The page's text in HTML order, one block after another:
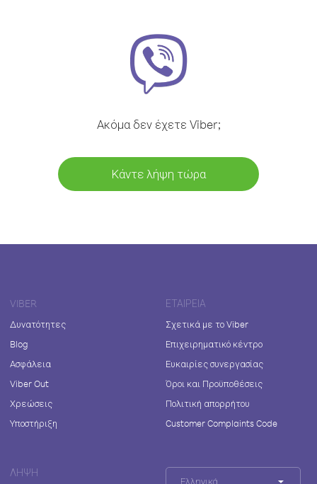
Ακόμα δεν έχετε Viber;
Κάντε λήψη τώρα
VIBER
Δυνατότητες
Blog
Ασφάλεια
Viber Out
Χρεώσεις
Υποστήριξη
ΕΤΑΙΡΕΊΑ
Σχετικά με το Viber
Επιχειρηματικό κέντρο
Ευκαιρίες συνεργασίας
Όροι και Προϋποθέσεις
Πολιτική απορρήτου
Customer Complaints Code
ΛΉΨΗ
Ελληνικά